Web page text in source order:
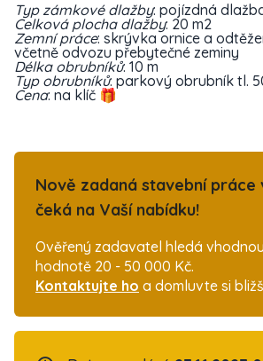
Typ zámkové dlažby: pojízdná
Celková plocha dlažby: 20 m2
Zemní práce: skrývka ornice a
včetně odvozu přebytečné zeminy
Délka obrubníků: 10 m
Typ obrubníků: parkový obrubník tl.
Cena: na klíč 🎁
Nově zadaná stavební práce
čeká na Vaší nabídku!
Ověřený zadavatel hledá
hodnotě 20 - 50 000 Kč.
Kontaktujte ho a domluvte si